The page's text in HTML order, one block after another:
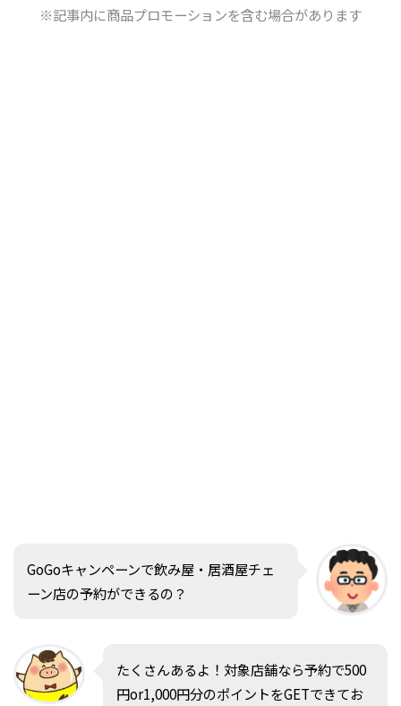
※記事内に商品プロモーションを含む場合があります
GoGoキャンペーンで飲み屋・居酒屋チェ
ーン店の予約ができるの？
たくさんあるよ！対象店舗なら予約で500
円or1,000円分のポイントをGETできてお